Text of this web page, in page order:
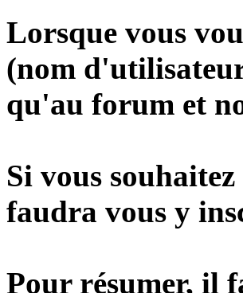
Lorsque vous
(nom d'utilisateur
qu'au forum et
Si vous
faudra vous y
Pour résumer, il